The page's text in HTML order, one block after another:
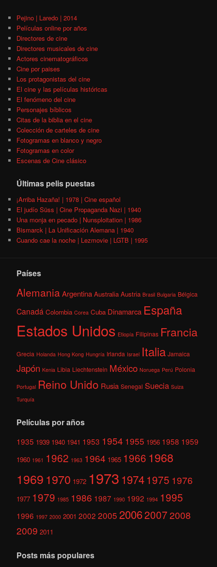
Pejino | Laredo | 2014
Películas online por años
Directores de cine
Directores musicales de cine
Actores cinematográficos
Cine por paises
Los protagonistas del cine
El cine y las películas históricas
El fenómeno del cine
Personajes bíblicos
Citas de la biblia en el cine
Colección de carteles de cine
Fotogramas en blanco y negro
Fotogramas en color
Escenas de Cine clásico
Últimas pelis puestas
¡Arriba Hazaña! | 1978 | Cine español
El judío Süss | Cine Propaganda Nazi | 1940
Una monja en pecado | Nunsploitation | 1986
Bismarck | La Unificación Alemana | 1940
Cuando cae la noche | Lezmovie | LGTB | 1995
Países
AlemaniaArgentina Australia Austria Brasil Bulgaria Bélgica
Canadá Colombia Corea Cuba Dinamarca España
Estados Unidos Etiopía Filipinas Francia
Grecia Holanda Hong Kong Hungría Irlanda Israel Italia Jamaica
Japón Kenia Libia Liechtenstein México Noruega Perú Polonia
Portugal Reino Unido Rusia Senegal Suecia Suiza
Turquía
Películas por años
1935 1939 1940 1941 1953 1954 1955 1956 1958 1959
1960 1961 1962 1963 1964 1965 1966 1968
1969 1970 1972 1973 1974 1975 1976
1977 1979 1985 1986 1987 1990 1992 1994 1995
1996 1997 2000 2001 2002 2005 200620072008
2009 2011
Posts más populares